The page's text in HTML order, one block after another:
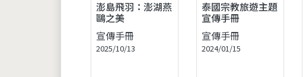
澎島飛羽：澎湖燕
鷗之美
宣傳手冊
2025/10/13
泰國宗教旅遊主題
宣傳手冊
宣傳手冊
2024/01/15